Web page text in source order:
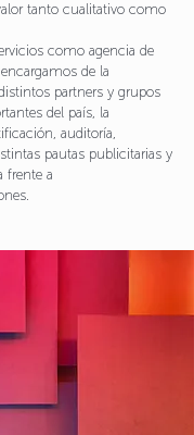
tanto cualitativo como
como agencia de
de la
partners y grupos
del país, la
auditoría,
pautas publicitarias y
frente a